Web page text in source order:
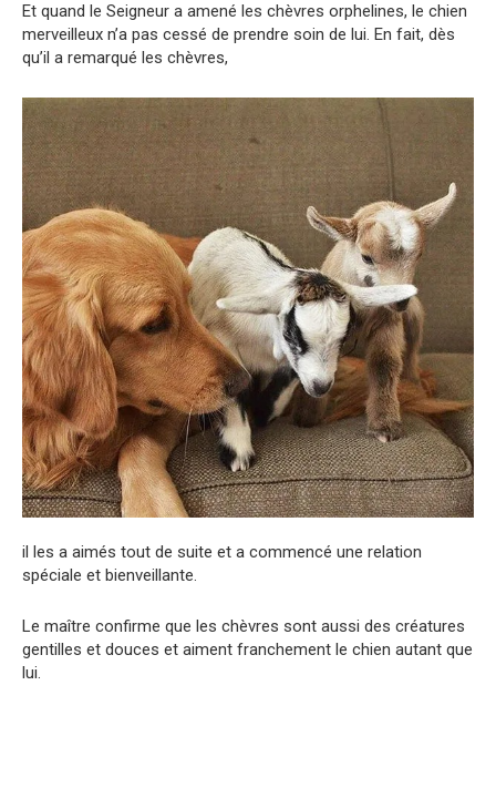
Et quand le Seigneur a amené les chèvres orphelines, le chien
merveilleux n’a pas cessé de prendre soin de lui. En fait, dès
qu’il a remarqué les chèvres,
il les a aimés tout de suite et a commencé une relation
spéciale et bienveillante.
Le maître confirme que les chèvres sont aussi des créatures
gentilles et douces et aiment franchement le chien autant que
lui.